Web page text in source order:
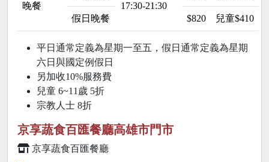
晚餐
17:30-21:30
假日晚餐 $820 兒童$410
平日通常定義為星期一至五，假日通常定義為星期
六日與國定例假日
另加收10%服務費
兒童 6~11歲 5折
宗教人士 8折
京享蔬食百匯餐廳高雄市門市
京享蔬食百匯餐廳